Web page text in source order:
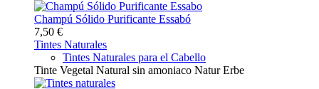
Champú Sólido Purificante Essabó
7,50 €
Tintes Naturales
Tintes Naturales para el Cabello
Tinte Vegetal Natural sin amoniaco Natur Erbe